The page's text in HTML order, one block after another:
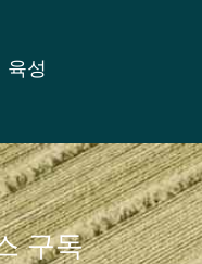
육성
구독